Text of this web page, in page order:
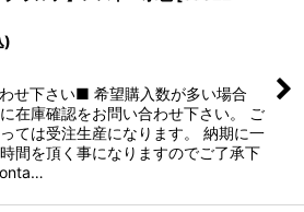
)
せ下さい■ 希望購入数が多い場合
在庫確認をお問い合わせ下さい。 ご
ては受注生産になります。 納期に一
間を頂く事になりますのでご了承下